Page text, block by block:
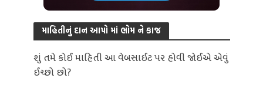
માહિતીનું દાન આપો માં ભોમ ને કાજ
શું તમે કોઈ માહિતી આ વેબસાઈટ પર હોવી જોઈએ એવું
ઈચ્છો છો?